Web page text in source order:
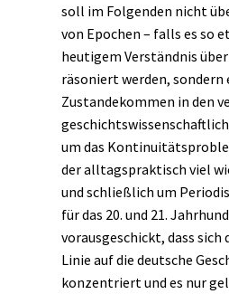
soll im Folgenden nicht
von Epochen – falls es so
heutigem Verständnis
räsoniert werden, sondern
Zustandekommen in den
um das
der alltagspraktisch viel
und schließlich um
für das 20. und 21.
vorausgeschickt, dass sich
Linie auf die deutsche
konzentriert und es nur